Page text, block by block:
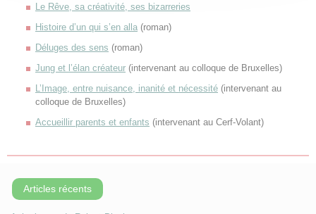
Le Rêve, sa créativité, ses bizarreries
Histoire d’un qui s’en alla (roman)
Déluges des sens (roman)
Jung et l’élan créateur (intervenant au colloque de Bruxelles)
L’Image, entre nuisance, inanité et nécessité (intervenant au
colloque de Bruxelles)
Accueillir parents et enfants (intervenant au Cerf-Volant)
Articles récents